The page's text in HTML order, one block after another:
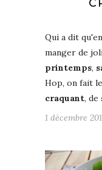
Qui a dit
manger de
printemps,
Hop, on fait
craquant, de
1 décembre